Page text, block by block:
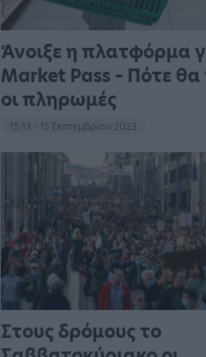
Άνοιξε η πλατφόρμα
Market Pass – Πότε θα
οι πληρωμές
15:13 - 15 Σεπτεμβρίου 2023
Στους δρόμους το